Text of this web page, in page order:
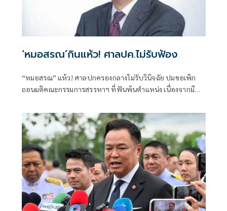
‘หมอสรณ’กินแห้ว! ศาลปค.ไม่รับฟ้อง
“หมอสรณ” แห้ว! ศาลปกครองกลางไม่รับวินิจฉัย ปมขอเพิก
ถอนมติคณะกรรมการสรรหาฯ ที่ฟันพ้นตำแหน่ง เนื่องจากมี